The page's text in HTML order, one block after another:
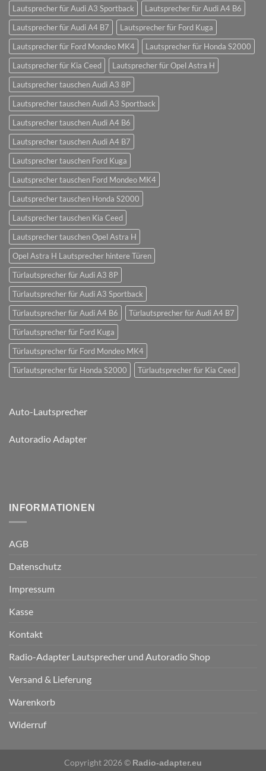
Lautsprecher für Audi A3 Sportback
Lautsprecher für Audi A4 B6
Lautsprecher für Audi A4 B7
Lautsprecher für Ford Kuga
Lautsprecher für Ford Mondeo MK4
Lautsprecher für Honda S2000
Lautsprecher für Kia Ceed
Lautsprecher für Opel Astra H
Lautsprecher tauschen Audi A3 8P
Lautsprecher tauschen Audi A3 Sportback
Lautsprecher tauschen Audi A4 B6
Lautsprecher tauschen Audi A4 B7
Lautsprecher tauschen Ford Kuga
Lautsprecher tauschen Ford Mondeo MK4
Lautsprecher tauschen Honda S2000
Lautsprecher tauschen Kia Ceed
Lautsprecher tauschen Opel Astra H
Opel Astra H Lautsprecher hintere Türen
Türlautsprecher für Audi A3 8P
Türlautsprecher für Audi A3 Sportback
Türlautsprecher für Audi A4 B6
Türlautsprecher für Audi A4 B7
Türlautsprecher für Ford Kuga
Türlautsprecher für Ford Mondeo MK4
Türlautsprecher für Honda S2000
Türlautsprecher für Kia Ceed
Auto-Lautsprecher
Autoradio Adapter
INFORMATIONEN
AGB
Datenschutz
Impressum
Kasse
Kontakt
Radio-Adapter Lautsprecher und Autoradio Shop
Versand & Lieferung
Warenkorb
Widerruf
Copyright 2026 © Radio-adapter.eu